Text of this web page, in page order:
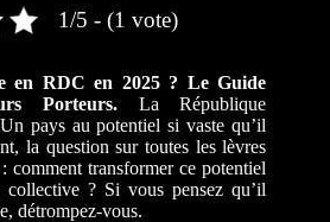
1/5 - (1 vote)
en RDC en 2025 ? Le Guide
Porteurs. La République
pays au potentiel si vaste qu’il
la question sur toutes les lèvres
comment transformer ce potentiel
collective ? Si vous pensez qu’il
détrompez-vous.